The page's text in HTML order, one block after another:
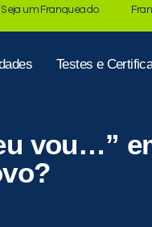
Seja um Franqueado
Testes e
vou…”